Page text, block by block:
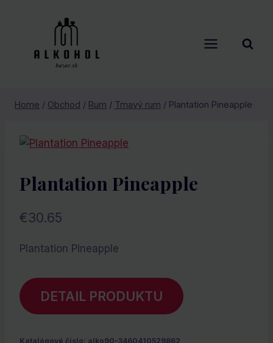
Home / Obchod / Rum / Tmavý rum / Plantation Pineapple
Plantation Pineapple
€30.65
Plantation Pineapple
DETAIL PRODUKTU
Katalógové číslo: alko90-3460410529862